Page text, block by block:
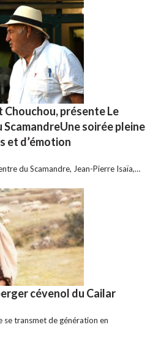
présente Le
ScamandreUne soirée pleine
et d’émotion
du Scamandre, Jean-Pierre Isaïa,…
cévenol du Cailar
se transmet de génération en